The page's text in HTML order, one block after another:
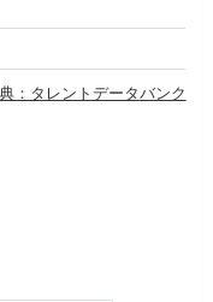
：タレントデータバンク